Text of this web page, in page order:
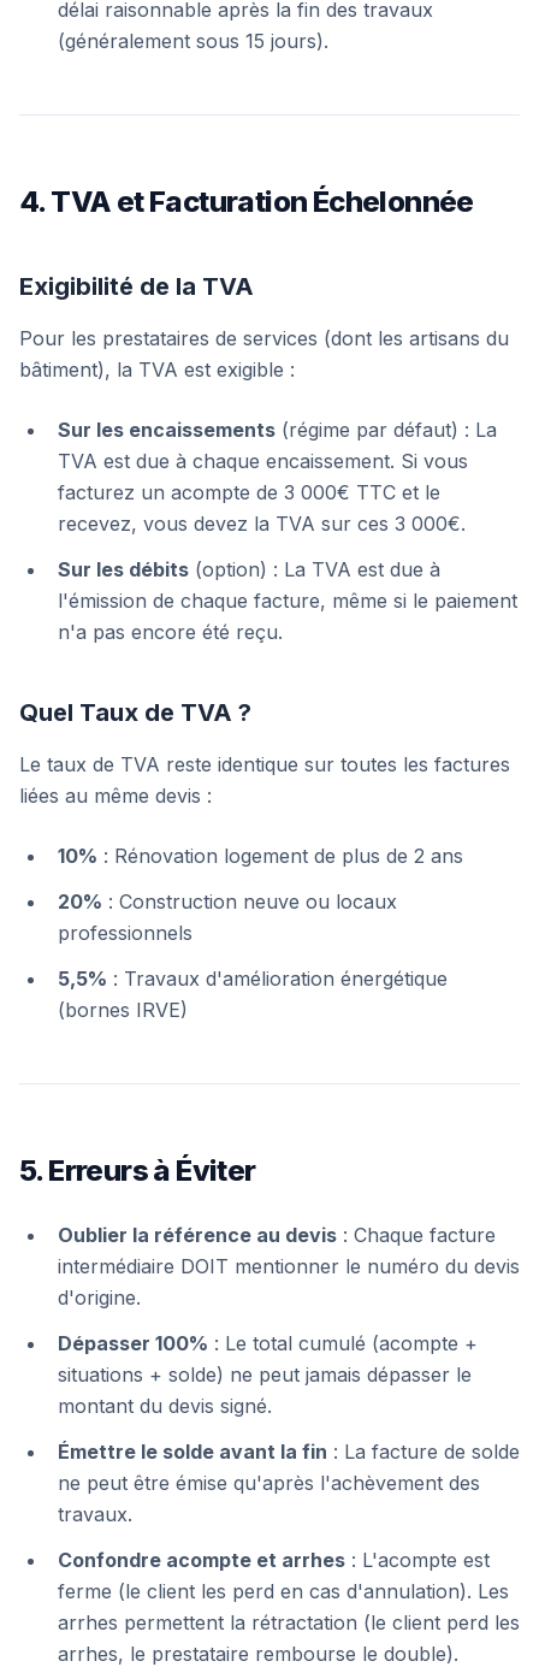
délai raisonnable après la fin des travaux
(généralement sous 15 jours).
4. TVA et Facturation Échelonnée
Exigibilité de la TVA
Pour les prestataires de services (dont les artisans du
bâtiment), la TVA est exigible :
Sur les encaissements (régime par défaut) : La
TVA est due à chaque encaissement. Si vous
facturez un acompte de 3 000€ TTC et le
recevez, vous devez la TVA sur ces 3 000€.
Sur les débits (option) : La TVA est due à
l'émission de chaque facture, même si le paiement
n'a pas encore été reçu.
Quel Taux de TVA ?
Le taux de TVA reste identique sur toutes les factures
liées au même devis :
10% : Rénovation logement de plus de 2 ans
20% : Construction neuve ou locaux
professionnels
5,5% : Travaux d'amélioration énergétique
(bornes IRVE)
5. Erreurs à Éviter
Oublier la référence au devis : Chaque facture
intermédiaire DOIT mentionner le numéro du devis
d'origine.
Dépasser 100% : Le total cumulé (acompte +
situations + solde) ne peut jamais dépasser le
montant du devis signé.
Émettre le solde avant la fin : La facture de solde
ne peut être émise qu'après l'achèvement des
travaux.
Confondre acompte et arrhes : L'acompte est
ferme (le client les perd en cas d'annulation). Les
arrhes permettent la rétractation (le client perd les
arrhes, le prestataire rembourse le double).